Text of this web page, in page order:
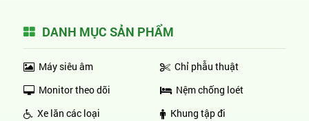
DANH MỤC SẢN PHẨM
Máy siêu âm
Monitor theo dõi
Xe lăn các loại
Chỉ phẫu thuật
Nệm chống loét
Khung tập đi